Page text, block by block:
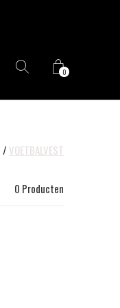
0
VOETBALVEST
0 Producten